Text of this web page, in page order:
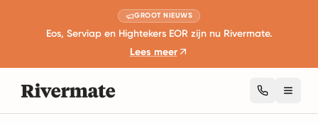
GROOT NIEUWS
Eos, Serviap en Hightekers EOR zijn nu Rivermate.
Lees meer